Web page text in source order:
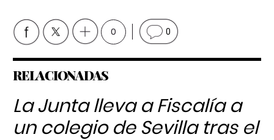
0 0
RELACIONADAS
La Junta lleva a Fiscalía a
un colegio de Sevilla tras el